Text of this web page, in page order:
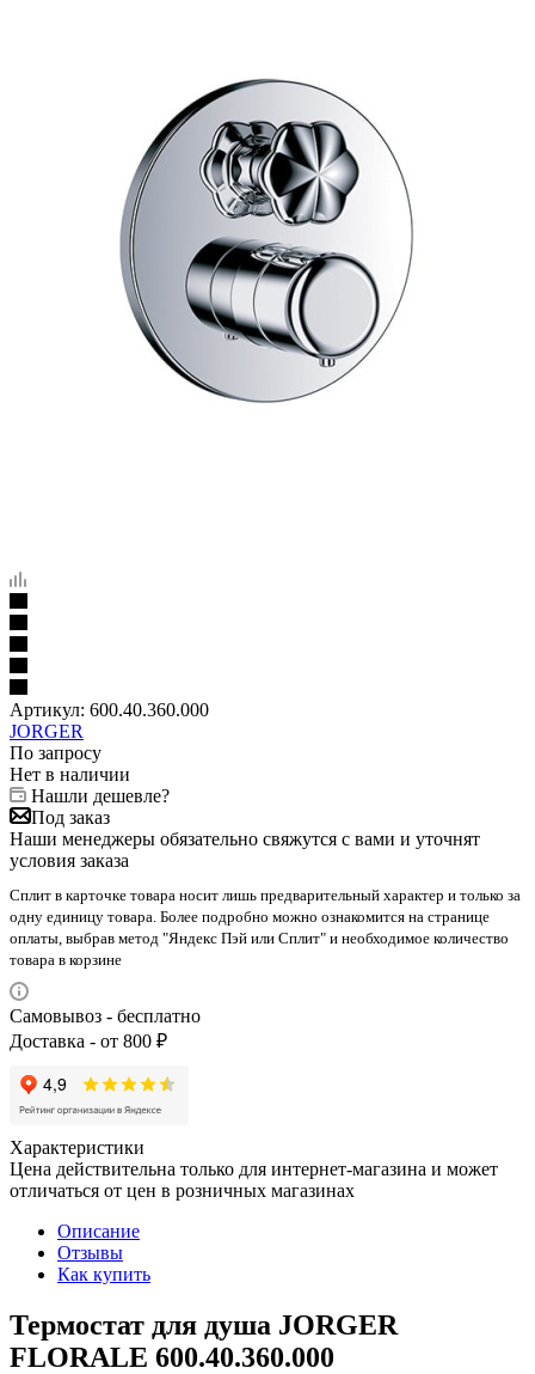
Артикул: 600.40.360.000
JORGER
По запросу
Нет в наличии
Нашли дешевле?
Под заказ
Наши менеджеры обязательно свяжутся с вами и уточнят
условия заказа
Сплит в карточке товара носит лишь предварительный характер и только за
одну единицу товара. Более подробно можно ознакомится на странице
оплаты, выбрав метод "Яндекс Пэй или Сплит" и необходимое количество
товара в корзине
Самовывоз - бесплатно
Доставка - от 800 ₽
Характеристики
Цена действительна только для интернет-магазина и может
отличаться от цен в розничных магазинах
Описание
Отзывы
Как купить
Термостат для душа JORGER
FLORALE 600.40.360.000